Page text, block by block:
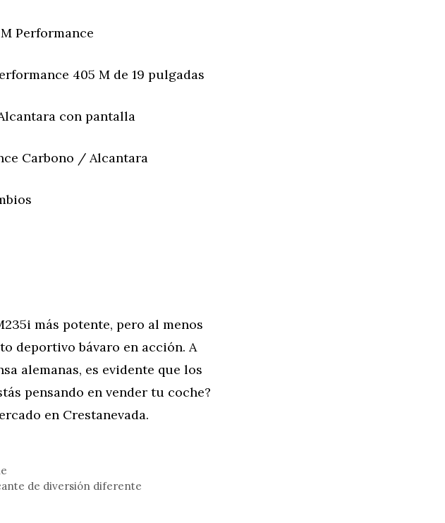
Performance
405 M de 19 pulgadas
con pantalla
Carbono / Alcantara
más potente, pero al menos
deportivo bávaro en acción. A
alemanas, es evidente que los
pensando en vender tu coche?
en Crestanevada.
de diversión diferente